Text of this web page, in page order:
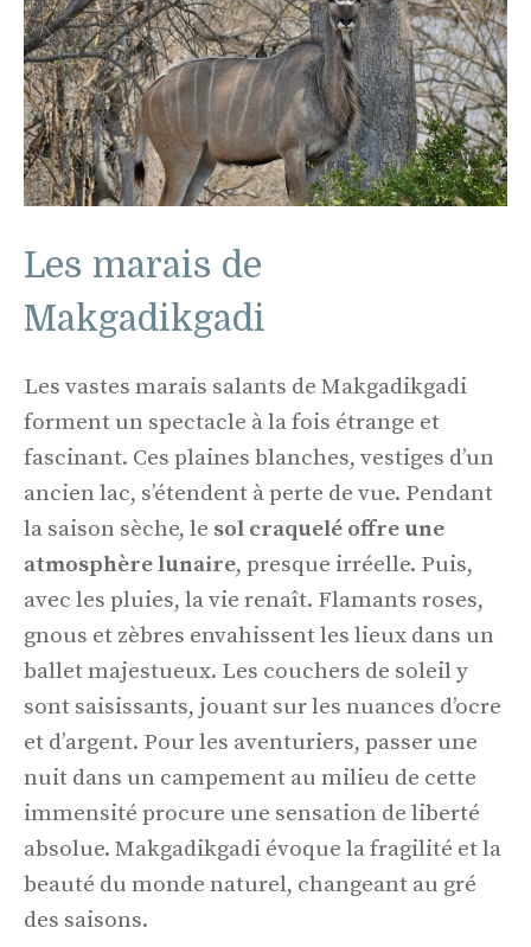
Les marais de
Makgadikgadi
Les vastes marais salants de Makgadikgadi
forment un spectacle à la fois étrange et
fascinant. Ces plaines blanches, vestiges d’un
ancien lac, s’étendent à perte de vue. Pendant
la saison sèche, le sol craquelé offre une
atmosphère lunaire, presque irréelle. Puis,
avec les pluies, la vie renaît. Flamants roses,
gnous et zèbres envahissent les lieux dans un
ballet majestueux. Les couchers de soleil y
sont saisissants, jouant sur les nuances d’ocre
et d’argent. Pour les aventuriers, passer une
nuit dans un campement au milieu de cette
immensité procure une sensation de liberté
absolue. Makgadikgadi évoque la fragilité et la
beauté du monde naturel, changeant au gré
des saisons.